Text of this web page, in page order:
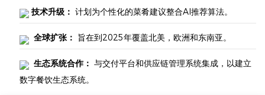
技术升级： 计划为个性化的菜肴建议整合AI推荐算法。
全球扩张： 旨在到2025年覆盖北美，欧洲和东南亚。
生态系统合作： 与交付平台和供应链管理系统集成，以建立
数字餐饮生态系统。